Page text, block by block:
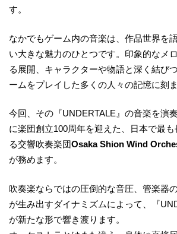
す。
なかでもゲーム内の音楽は、作品世界を
い大きな魅力のひとつです。印象的なメ
る展開、キャラクターや物語と深く結び
ームをプレイした多くの人々の記憶に刻
今回、その『UNDERTALE』の音楽を演
に楽団創立100周年を迎えた、日本で最
る交響吹奏楽団Osaka Shion Wind
が務めます。
吹奏楽ならではの圧倒的な音圧、管楽器
が生み出すダイナミズムによって、『
が新たな形で響き渡ります。